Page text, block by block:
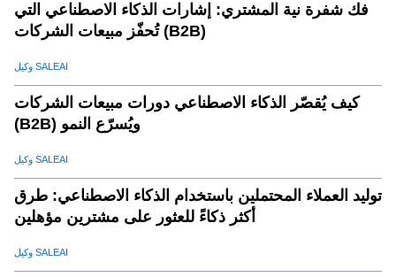
فك شفرة نية المشتري: إشارات الذكاء الاصطناعي التي
تُحفّز مبيعات الشركات (B2B)
وكيل SALEAI
كيف يُقصّر الذكاء الاصطناعي دورات مبيعات الشركات
(B2B) ويُسرّع النمو
وكيل SALEAI
توليد العملاء المحتملين باستخدام الذكاء الاصطناعي: طرق
أكثر ذكاءً للعثور على مشترين مؤهلين
وكيل SALEAI